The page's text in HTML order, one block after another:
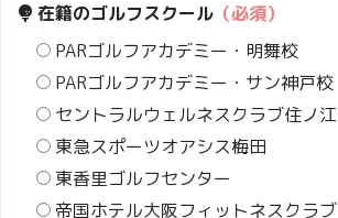
在籍のゴルフスクール （必須）
PARゴルフアカデミー・明舞校
PARゴルフアカデミー・サン神戸校
セントラルウェルネスクラブ住ノ江
東急スポーツオアシス梅田
東香里ゴルフセンター
帝国ホテル大阪フィットネスクラブ